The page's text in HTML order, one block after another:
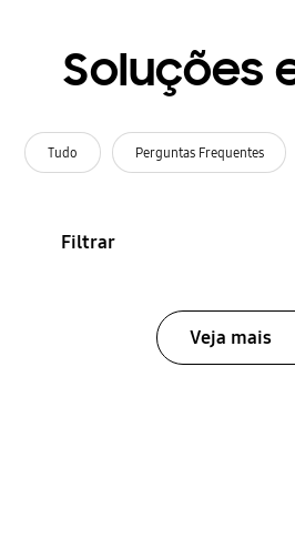
Soluções
Tudo Perguntas Frequentes
Filtrar
Veja mais